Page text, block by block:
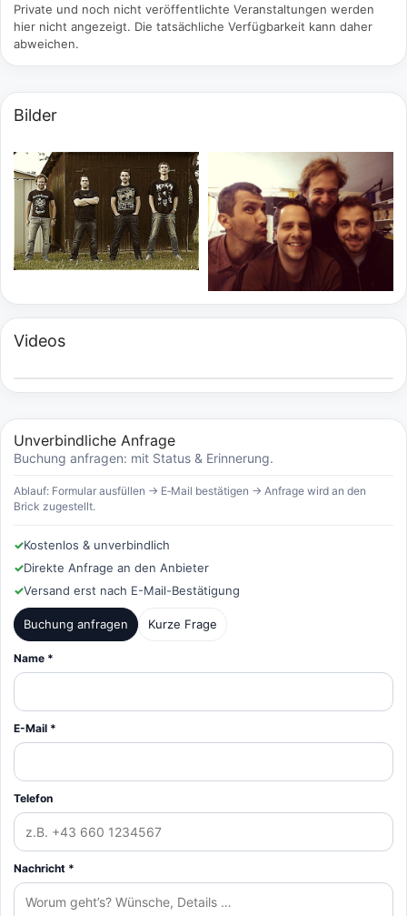
Private und noch nicht veröffentlichte Veranstaltungen werden
hier nicht angezeigt. Die tatsächliche Verfügbarkeit kann daher
abweichen.
Bilder
Videos
Unverbindliche Anfrage
Buchung anfragen: mit Status & Erinnerung.
Ablauf: Formular ausfüllen → E‑Mail bestätigen → Anfrage wird an den
Brick zugestellt.
✓Kostenlos & unverbindlich
✓Direkte Anfrage an den Anbieter
✓Versand erst nach E-Mail-Bestätigung
Buchung anfragen Kurze Frage
Name *
E-Mail *
Telefon
Nachricht *